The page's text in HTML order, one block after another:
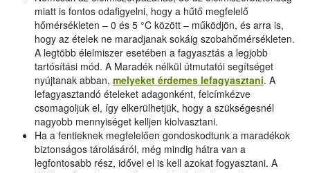
miatt is fontos odafigyelni, hogy a hűtő megfelelő
hőmérsékleten – 0 és 5 °C között – működjön, és arra is,
hogy az ételek ne maradjanak sokáig szobahőmérsékleten.
A legtöbb élelmiszer esetében a fagyasztás a legjobb
tartósítási mód. A Maradék nélkül útmutatói segítséget
nyújtanak abban, melyeket érdemes lefagyasztani. A
lefagyasztandó ételeket adagonként, felcímkézve
csomagoljuk el, így elkerülhetjük, hogy a szükségesnél
nagyobb mennyiséget kelljen kiolvasztani.
Ha a fentieknek megfelelően gondoskodtunk a maradékok
biztonságos tárolásáról, még mindig hátra van a
legfontosabb rész, idővel el is kell azokat fogyasztani. A